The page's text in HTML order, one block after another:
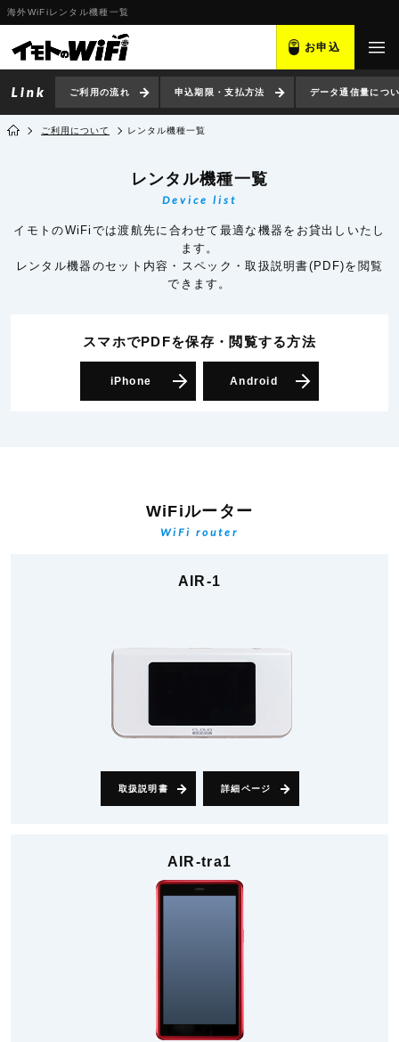
海外WiFiレンタル機種一覧
お申込
ご利用の流れ 申込期限・支払方法 データ通信量につ
ご利用について レンタル機種一覧
レンタル機種一覧
Device list
イモトのWiFiでは渡航先に合わせて最適な機器をお貸出しいたし
ます。
レンタル機器のセット内容・スペック・取扱説明書(PDF)を閲覧
できます。
スマホでPDFを保存・閲覧する方法
iPhone Android
WiFiルーター
WiFi router
AIR-1
取扱説明書 詳細ページ
AIR-tra1